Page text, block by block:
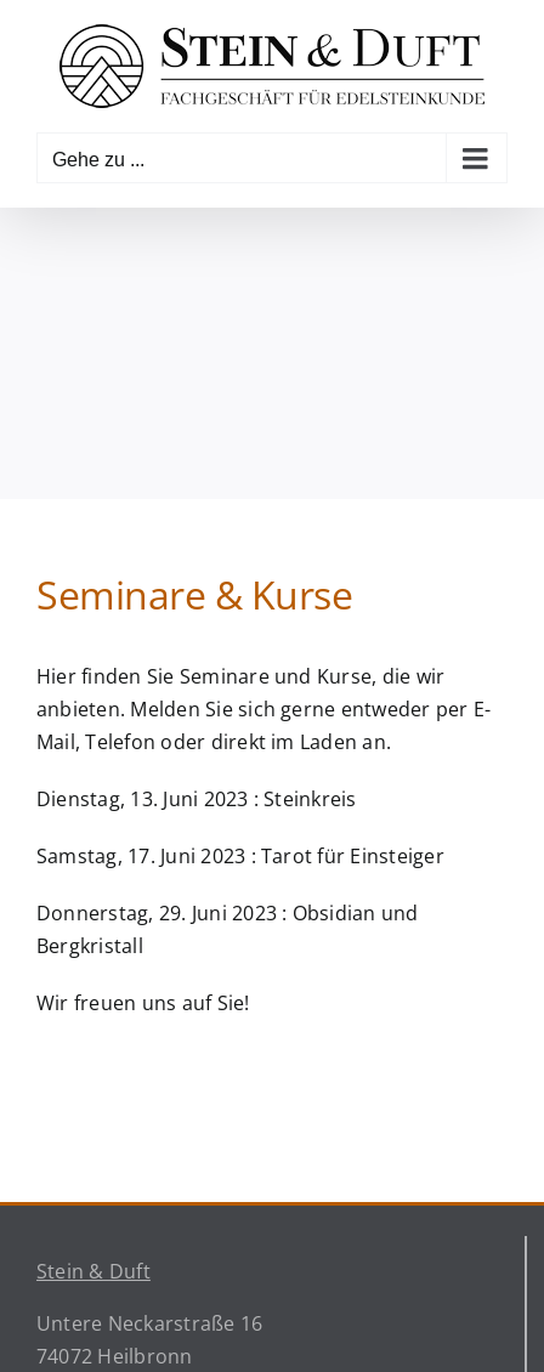
springen
Gehe zu ...
Seminare & Kurse
Hier finden Sie Seminare und Kurse, die wir
anbieten. Melden Sie sich gerne entweder per E-
Mail, Telefon oder direkt im Laden an.
Dienstag, 13. Juni 2023 : Steinkreis
Samstag, 17. Juni 2023 : Tarot für Einsteiger
Donnerstag, 29. Juni 2023 : Obsidian und
Bergkristall
Wir freuen uns auf Sie!
Stein & Duft
Untere Neckarstraße 16
74072 Heilbronn